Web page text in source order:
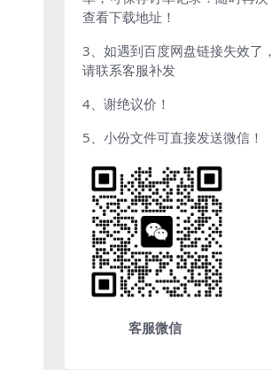
查看下载地址！
3、如遇到百度网盘链接失效了，
请联系客服补发
4、谢绝议价！
5、小份文件可直接发送微信！
客服微信